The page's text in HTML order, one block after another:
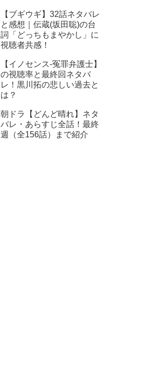
【ブギウギ】32話ネタバレ
と感想｜伝蔵(坂田聡)の台
詞「どっちもまやかし」に
視聴者共感！
【イノセンス-冤罪弁護士】
の視聴率と最終回ネタバ
レ！黒川拓の悲しい過去と
は？
朝ドラ【どんど晴れ】ネタ
バレ・あらすじ全話！最終
週（全156話）まで紹介